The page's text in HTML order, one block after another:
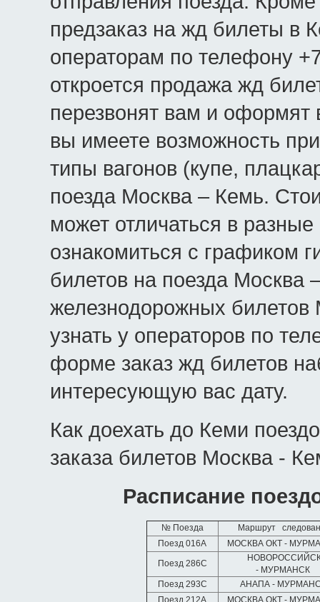
предзаказ на жд билеты в
операторам по телефону
откроется продажа жд
перезвонят вам и
вы имеете возможность
типы вагонов (купе,
поезда Москва – Кемь.
может отличаться в
ознакомиться с графиком
билетов на поезда
железнодорожных
узнать у операторов по
форме заказ жд билетов
интересующую вас дату.
Как доехать до Кеми
заказа билетов Москва -
Расписание
№ Поезда
Маршрут
Поезд 016А
МОСКВА ОКТ -
Поезд 286С
- МУРМАНСК
Поезд 293С
АНАПА -
Поезд 212А
МОСКВА ОКТ -